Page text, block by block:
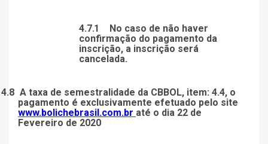
4.7.1
No caso de não haver
confirmação do pagamento da
inscrição, a inscrição será
cancelada.
4.8 A taxa de semestralidade da CBBOL, item: 4.4, o
pagamento é exclusivamente efetuado pelo site
www.bolichebrasil.com.br até o dia 22 de
Fevereiro de 2020